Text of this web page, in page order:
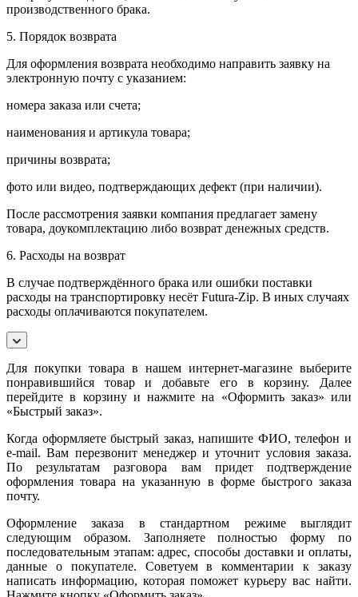
производственного брака.
5. Порядок возврата
Для оформления возврата необходимо направить заявку на
электронную почту с указанием:
номера заказа или счета;
наименования и артикула товара;
причины возврата;
фото или видео, подтверждающих дефект (при наличии).
После рассмотрения заявки компания предлагает замену
товара, доукомплектацию либо возврат денежных средств.
6. Расходы на возврат
В случае подтверждённого брака или ошибки поставки
расходы на транспортировку несёт Futura-Zip. В иных случаях
расходы оплачиваются покупателем.
Для покупки товара в нашем интернет-магазине выберите
понравившийся товар и добавьте его в корзину. Далее
перейдите в корзину и нажмите на «Оформить заказ» или
«Быстрый заказ».
Когда оформляете быстрый заказ, напишите ФИО, телефон и
e-mail. Вам перезвонит менеджер и уточнит условия заказа.
По результатам разговора вам придет подтверждение
оформления товара на указанную в форме быстрого заказа
почту.
Оформление заказа в стандартном режиме выглядит
следующим образом. Заполняете полностью форму по
последовательным этапам: адрес, способы доставки и оплаты,
данные о покупателе. Советуем в комментарии к заказу
написать информацию, которая поможет курьеру вас найти.